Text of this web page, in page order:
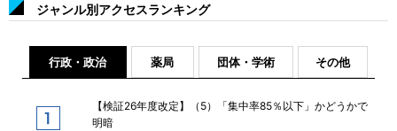
ジャンル別アクセスランキング
行政・政治 薬局 団体・学術 その他
【検証26年度改定】（5）「集中率85％以下」かどうかで
明暗